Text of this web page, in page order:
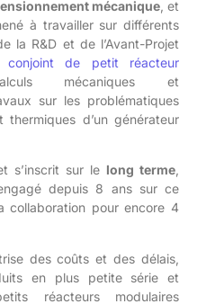
mécanique, et
à travailler sur différents
la R&D et de l’Avant-Projet
conjoint de petit réacteur
mécaniques et
sur les problématiques
thermiques d’un générateur
s’inscrit sur le long terme
depuis 8 ans sur ce
collaboration pour encore 4
des coûts et des délais,
en plus petite série et
réacteurs modulaires